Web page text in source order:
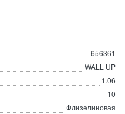
656361
WALL UP
1.06
10
Флизелиновая